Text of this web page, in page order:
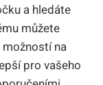
a hledáte
můžete
na
pro vašeho